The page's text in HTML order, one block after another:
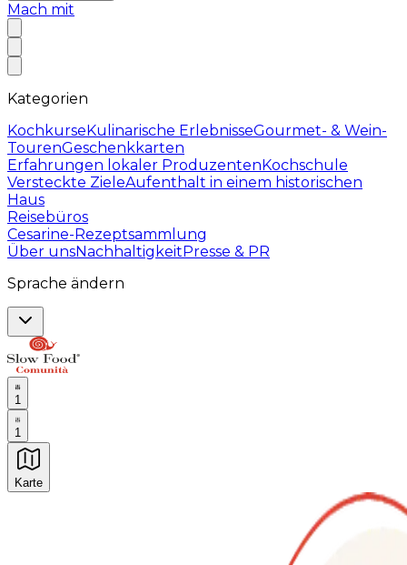
Mach mit
Kategorien
KochkurseKulinarische ErlebnisseGourmet- & Wein-
TourenGeschenkkarten
Erfahrungen lokaler ProduzentenKochschule
Versteckte ZieleAufenthalt in einem historischen
Haus
Reisebüros
Cesarine-Rezeptsammlung
Über unsNachhaltigkeitPresse & PR
Sprache ändern
1
1
Karte
Unvergessliche kulinarische Erlebnisse: